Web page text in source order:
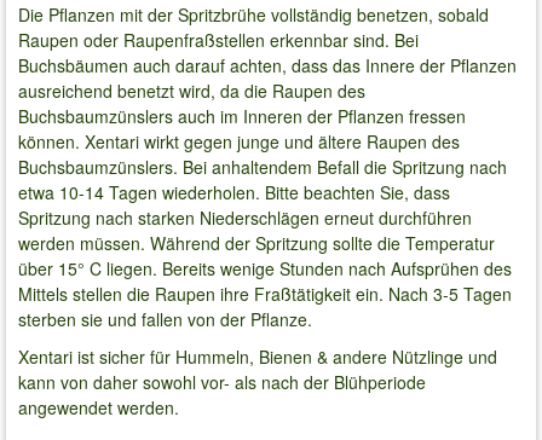
Die Pflanzen mit der Spritzbrühe vollständig benetzen, sobald
Raupen oder Raupenfraßstellen erkennbar sind. Bei
Buchsbäumen auch darauf achten, dass das Innere der Pflanzen
ausreichend benetzt wird, da die Raupen des
Buchsbaumzünslers auch im Inneren der Pflanzen fressen
können. Xentari wirkt gegen junge und ältere Raupen des
Buchsbaumzünslers. Bei anhaltendem Befall die Spritzung nach
etwa 10-14 Tagen wiederholen. Bitte beachten Sie, dass
Spritzung nach starken Niederschlägen erneut durchführen
werden müssen. Während der Spritzung sollte die Temperatur
über 15° C liegen. Bereits wenige Stunden nach Aufsprühen des
Mittels stellen die Raupen ihre Fraßtätigkeit ein. Nach 3-5 Tagen
sterben sie und fallen von der Pflanze.
Xentari ist sicher für Hummeln, Bienen & andere Nützlinge und
kann von daher sowohl vor- als nach der Blühperiode
angewendet werden.